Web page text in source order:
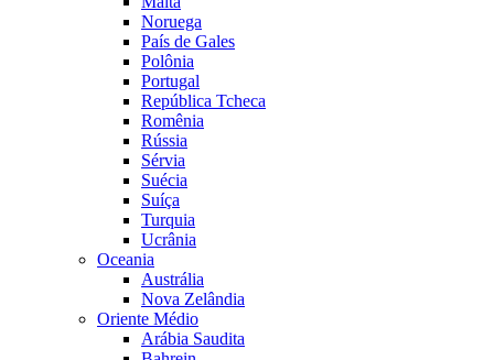
Noruega
País de Gales
Polônia
Portugal
República Tcheca
Romênia
Rússia
Sérvia
Suécia
Suíça
Turquia
Ucrânia
Oceania
Austrália
Nova Zelândia
Oriente Médio
Arábia Saudita